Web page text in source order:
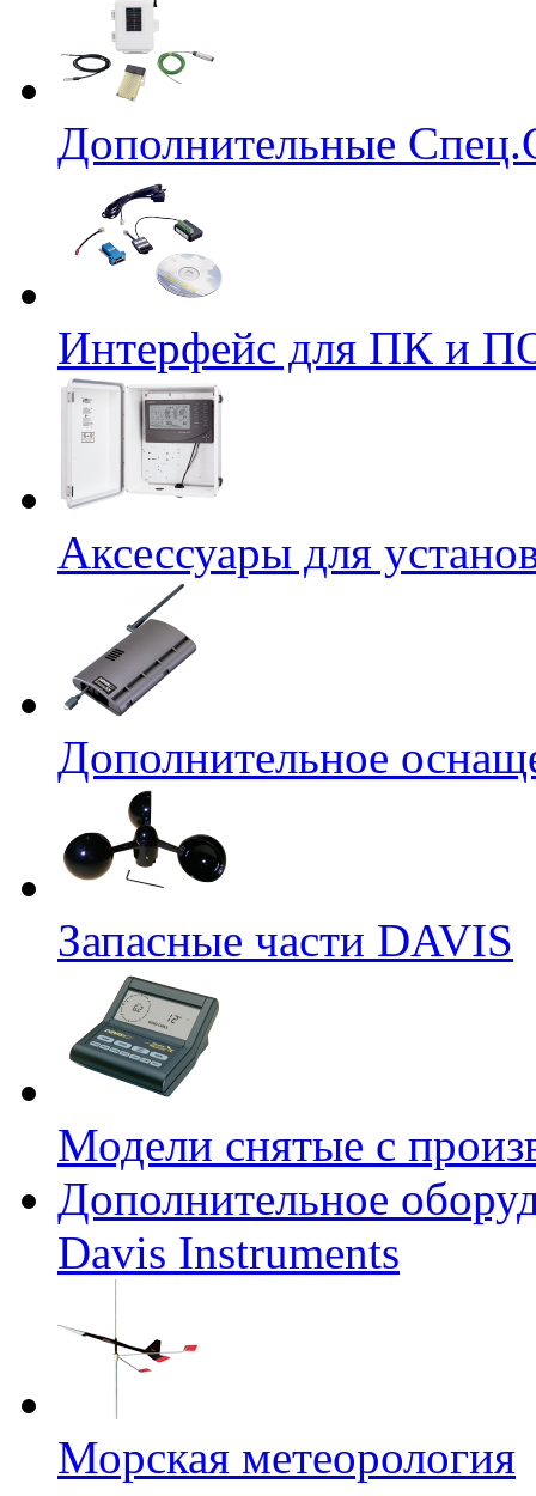
Дополнительные
Интерфейс для ПК и
Аксессуары для
Дополнительное
Запасные части DAVIS
Модели снятые с
Дополнительное
Davis Instruments
Морская метеорология